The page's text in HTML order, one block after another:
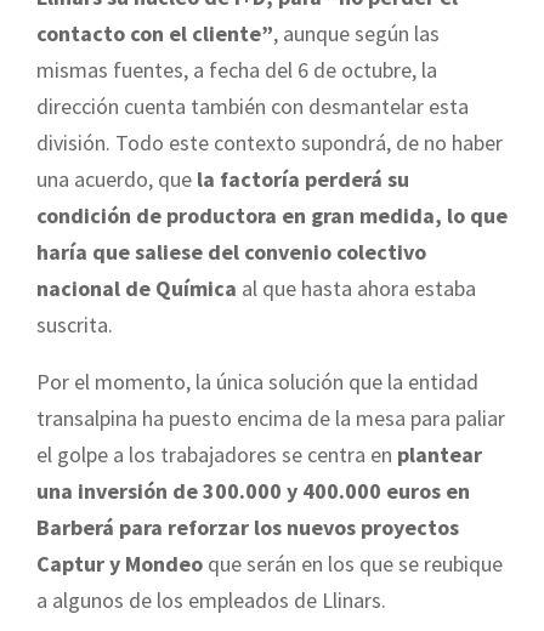
contacto con el cliente”, aunque según las
mismas fuentes, a fecha del 6 de octubre, la
dirección cuenta también con desmantelar esta
división. Todo este contexto supondrá, de no haber
una acuerdo, que la factoría perderá su
condición de productora en gran medida, lo que
haría que saliese del convenio colectivo
nacional de Química al que hasta ahora estaba
suscrita.
Por el momento, la única solución que la entidad
transalpina ha puesto encima de la mesa para paliar
el golpe a los trabajadores se centra en plantear
una inversión de 300.000 y 400.000 euros en
Barberá para reforzar los nuevos proyectos
Captur y Mondeo que serán en los que se reubique
a algunos de los empleados de Llinars.